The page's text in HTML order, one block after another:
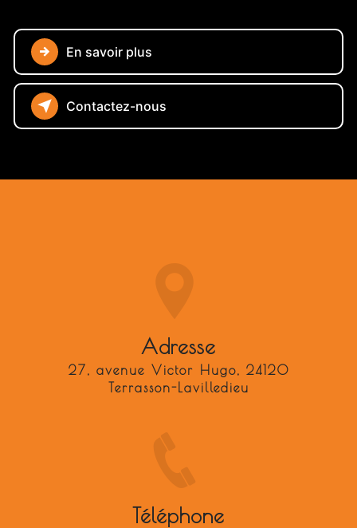
En savoir plus
Contactez-nous
Adresse
27, avenue Victor Hugo, 24120
Terrasson-Lavilledieu
Téléphone